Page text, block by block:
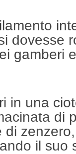
dovesse
gamberi
in una
di
di
il suo